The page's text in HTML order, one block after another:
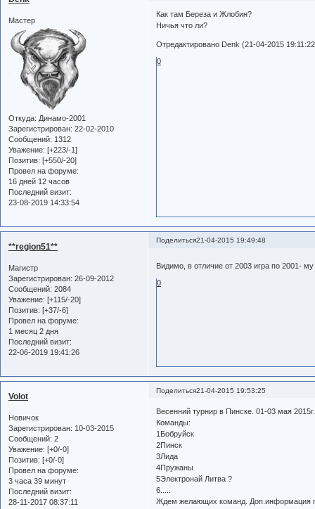
Мастер
Откуда: Динамо-2001
Зарегистрирован: 22-02-2010
Сообщений: 1312
Уважение: [+223/-1]
Позитив: [+550/-20]
Провел на форуме:
16 дней 12 часов
Последний визит:
23-08-2019 14:33:54
Как там Береза и Жлобин?
Ничья что ли?
Отредактировано Denk (21-04-2015
0
Поделиться21-04-2015 19:49:48
**region51**
Магистр
Зарегистрирован: 26-09-2012
Сообщений: 2084
Уважение: [+115/-20]
Позитив: [+37/-6]
Провел на форуме:
1 месяц 2 дня
Последний визит:
22-06-2019 19:41:26
Видимо, в отличие от 2003 игра по 2001-
0
Поделиться21-04-2015 19:53:25
Volot
Новичок
Зарегистрирован: 10-03-2015
Сообщений: 2
Уважение: [+0/-0]
Позитив: [+0/-0]
Провел на форуме:
3 часа 39 минут
Последний визит:
28-11-2017 08:37:11
Весенний турнир в Пинске. 01-03 мая
Команды:
1Бобруйск
2Пинск
3Лида
4Пружаны
5Электронай Литва ?
6.....
Ждем желающих команд. Доп.информация